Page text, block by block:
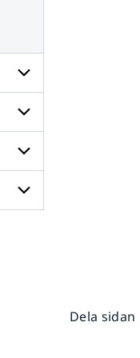
Undersidor
för
Radar
och
satellit
Undersidor
för
Väder
till
havs
Undersidor
för
Dela sidan